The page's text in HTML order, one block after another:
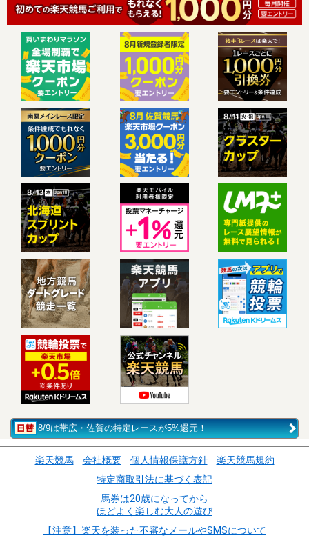
8/9は帯広・佐賀の特定レースが5%還元！
楽天競馬 会社概要 個人情報保護方針
楽天競馬規約
特定商取引法に基づく表記
馬券は20歳になってから
ほどよく楽しむ大人の遊び
【注意】楽天を装った不審なメールやSMSについて